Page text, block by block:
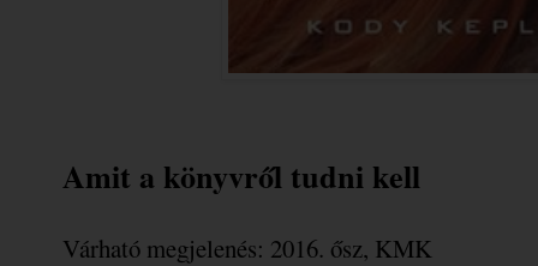
Amit a könyvről tudni kell
Várható megjelenés: 2016. ősz, KMK